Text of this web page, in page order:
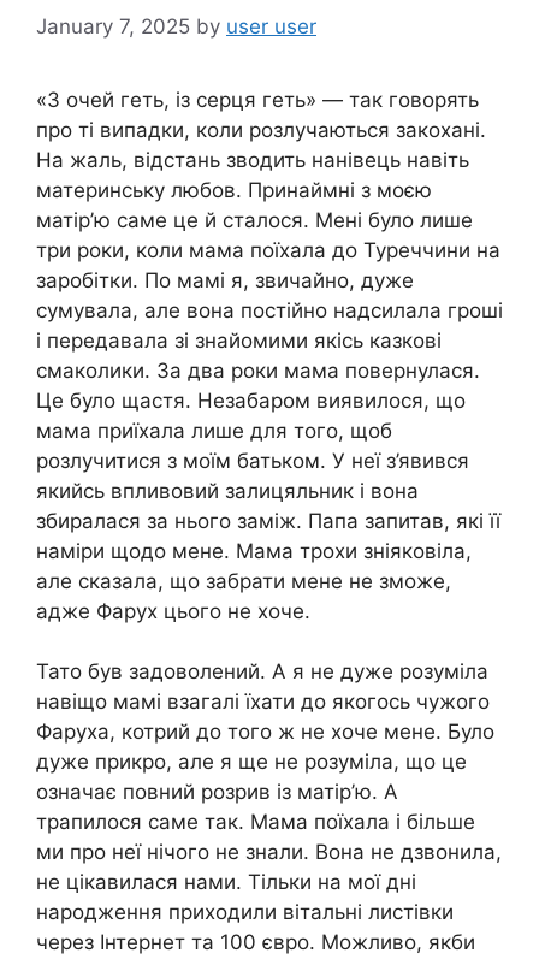
January 7, 2025 by user user
«З очей геть, із серця геть» — так говорять
про ті випадки, коли розлучаються закохані.
На жаль, відстань зводить нанівець навіть
материнську любов. Принаймні з моєю
матір’ю саме це й сталося. Мені було лише
три роки, коли мама поїхала до Туреччини на
заробітки. По мамі я, звичайно, дуже
сумувала, але вона постійно надсилала гроші
і передавала зі знайомими якісь казкові
смаколики. За два роки мама повернулася.
Це було щастя. Незабаром виявилося, що
мама приїхала лише для того, щоб
розлучитися з моїм батьком. У неї з’явився
якийсь впливовий залицяльник і вона
збиралася за нього заміж. Папа запитав, які її
наміри щодо мене. Мама трохи зніяковіла,
але сказала, що забрати мене не зможе,
адже Фарух цього не хоче.
Тато був задоволений. А я не дуже розуміла
навіщо мамі взагалі їхати до якогось чужого
Фаруха, котрий до того ж не хоче мене. Було
дуже прикро, але я ще не розуміла, що це
означає повний розрив із матір’ю. А
трапилося саме так. Мама поїхала і більше
ми про неї нічого не знали. Вона не дзвонила,
не цікавилася нами. Тільки на мої дні
народження приходили вітальні листівки
через Інтернет та 100 євро. Можливо, якби